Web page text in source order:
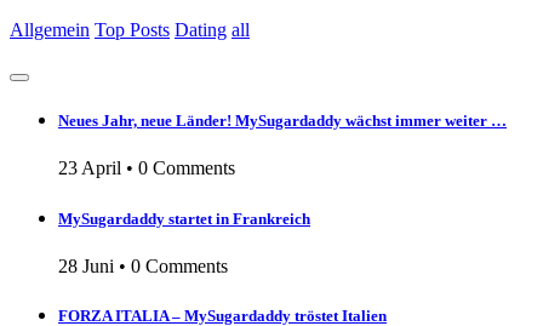
Allgemein Top Posts Dating all
Neues Jahr, neue Länder! MySugardaddy wächst immer weiter …
23 April • 0 Comments
MySugardaddy startet in Frankreich
28 Juni • 0 Comments
FORZA ITALIA – MySugardaddy tröstet Italien